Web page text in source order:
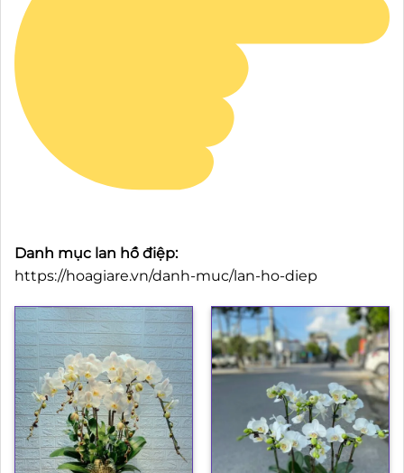
Danh mục lan hồ điệp:
https://hoagiare.vn/danh-muc/lan-ho-diep